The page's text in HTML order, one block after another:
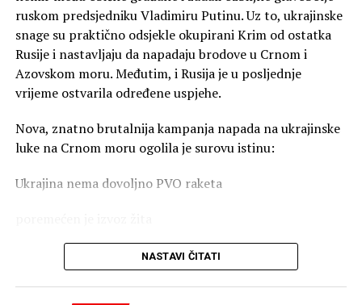
ruskom predsjedniku Vladimiru Putinu. Uz to, ukrajinske
snage su praktično odsjekle okupirani Krim od ostatka
Rusije i nastavljaju da napadaju brodove u Crnom i
Azovskom moru. Međutim, i Rusija je u posljednje
vrijeme ostvarila određene uspjehe.
Nova, znatno brutalnija kampanja napada na ukrajinske
luke na Crnom moru ogolila je surovu istinu:
Ukrajina nema dovoljno PVO raketa
skresani su prihodi države
zaustavljene isporuke oružja ukrajinskoj vojsci
NASTAVI ČITATI